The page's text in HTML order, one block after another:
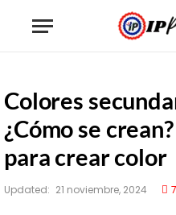
Colores
¿Cómo se
para crear color
Updated: 21 noviembre, 2024